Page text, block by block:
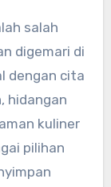
salah
digemari di
dengan cita
hidangan
kuliner
pilihan